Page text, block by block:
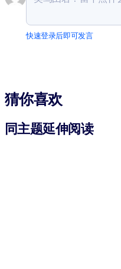
快速登录后即可发言
猜你喜欢
同主题延伸阅读